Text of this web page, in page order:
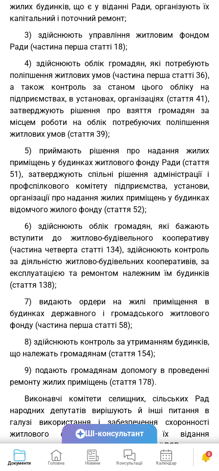
жилих будинків, що є у віданні Ради, організують їх
капітальний і поточний ремонт;
3) здійснюють управління житловим фондом
Ради (частина перша статті 18);
4) здійснюють облік громадян, які потребують
поліпшення житлових умов (частина перша статті 36),
а також контроль за станом цього обліку на
підприємствах, в установах, організаціях (стаття 41),
затверджують рішення про взяття громадян за
місцем роботи на облік потребуючих поліпшення
житлових умов (стаття 39);
5) приймають рішення про надання жилих
приміщень у будинках житлового фонду Ради (стаття
51), затверджують спільні рішення адміністрації і
профспілкового комітету підприємства, установи,
організації про надання жилих приміщень у будинках
відомчого жилого фонду (стаття 52);
6) здійснюють облік громадян, які бажають
вступити до житлово-будівельного кооперативу
(частина четверта статті 134), здійснюють контроль
за діяльністю житлово-будівельних кооперативів, за
експлуатацією та ремонтом належним їм будинків
(стаття 138);
7) видають ордери на жилі приміщення в
будинках державного і громадського житлового
фонду (частина перша статті 58);
8) здійснюють контроль за утриманням будинків,
що належать громадянам (стаття 154);
9) подають громадянам допомогу в проведенні
ремонту жилих приміщень (стаття 178).
Виконавчі комітети селищних, сільських Рад
народних депутатів вирішують й інші питання в
галузі використання і забезпечення схоронності
житлового фонду, віднесені до їх відання
законодавством Союзу РСР і Української РСР.
Стаття 17.Компетенція Міністерства житлово-
Документи Головна Новини Консультації Календар Сервіси
0
ШІ-консультант